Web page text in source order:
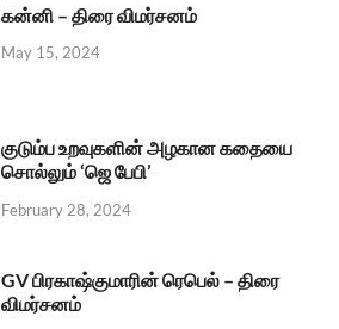
கன்னி – திரை விமர்சனம்
May 15, 2024
குடும்ப உறவுகளின் அழகான கதையை
சொல்லும் ‘ஜெ பேபி’
February 28, 2024
GV பிரகாஷ்குமாரின் ரெபெல் – திரை
விமர்சனம்